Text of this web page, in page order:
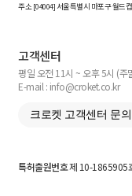
주소 [04004] 서울특별시 마포구 월드
고객센터
평일 오전 11시 ~ 오후 5시 (주
E-mail : info@croket.co.kr
크로켓 고객센터 문의
특허출원번호제 10-1865905